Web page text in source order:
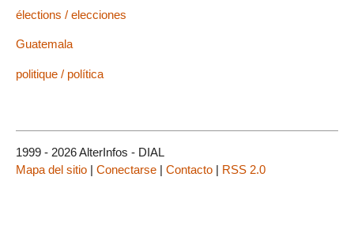
élections / elecciones
Guatemala
politique / política
1999 - 2026 AlterInfos - DIAL
Mapa del sitio | Conectarse | Contacto | RSS 2.0